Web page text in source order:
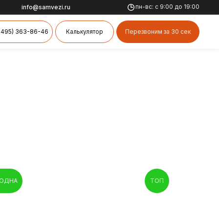
Калькулятор Перезвоним за 30 сек
363-86-46
пн-вс: с 9:00 до 19:00
info@samvezi.ru
ТОП